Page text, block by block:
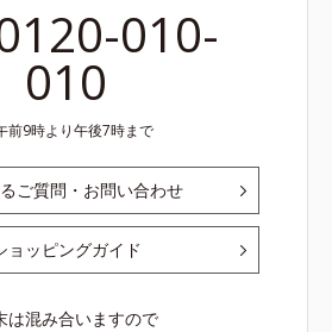
010-
010
前9時より午後7時まで
ご質問・お問い合わせ
ョッピングガイド
は混み合いますので